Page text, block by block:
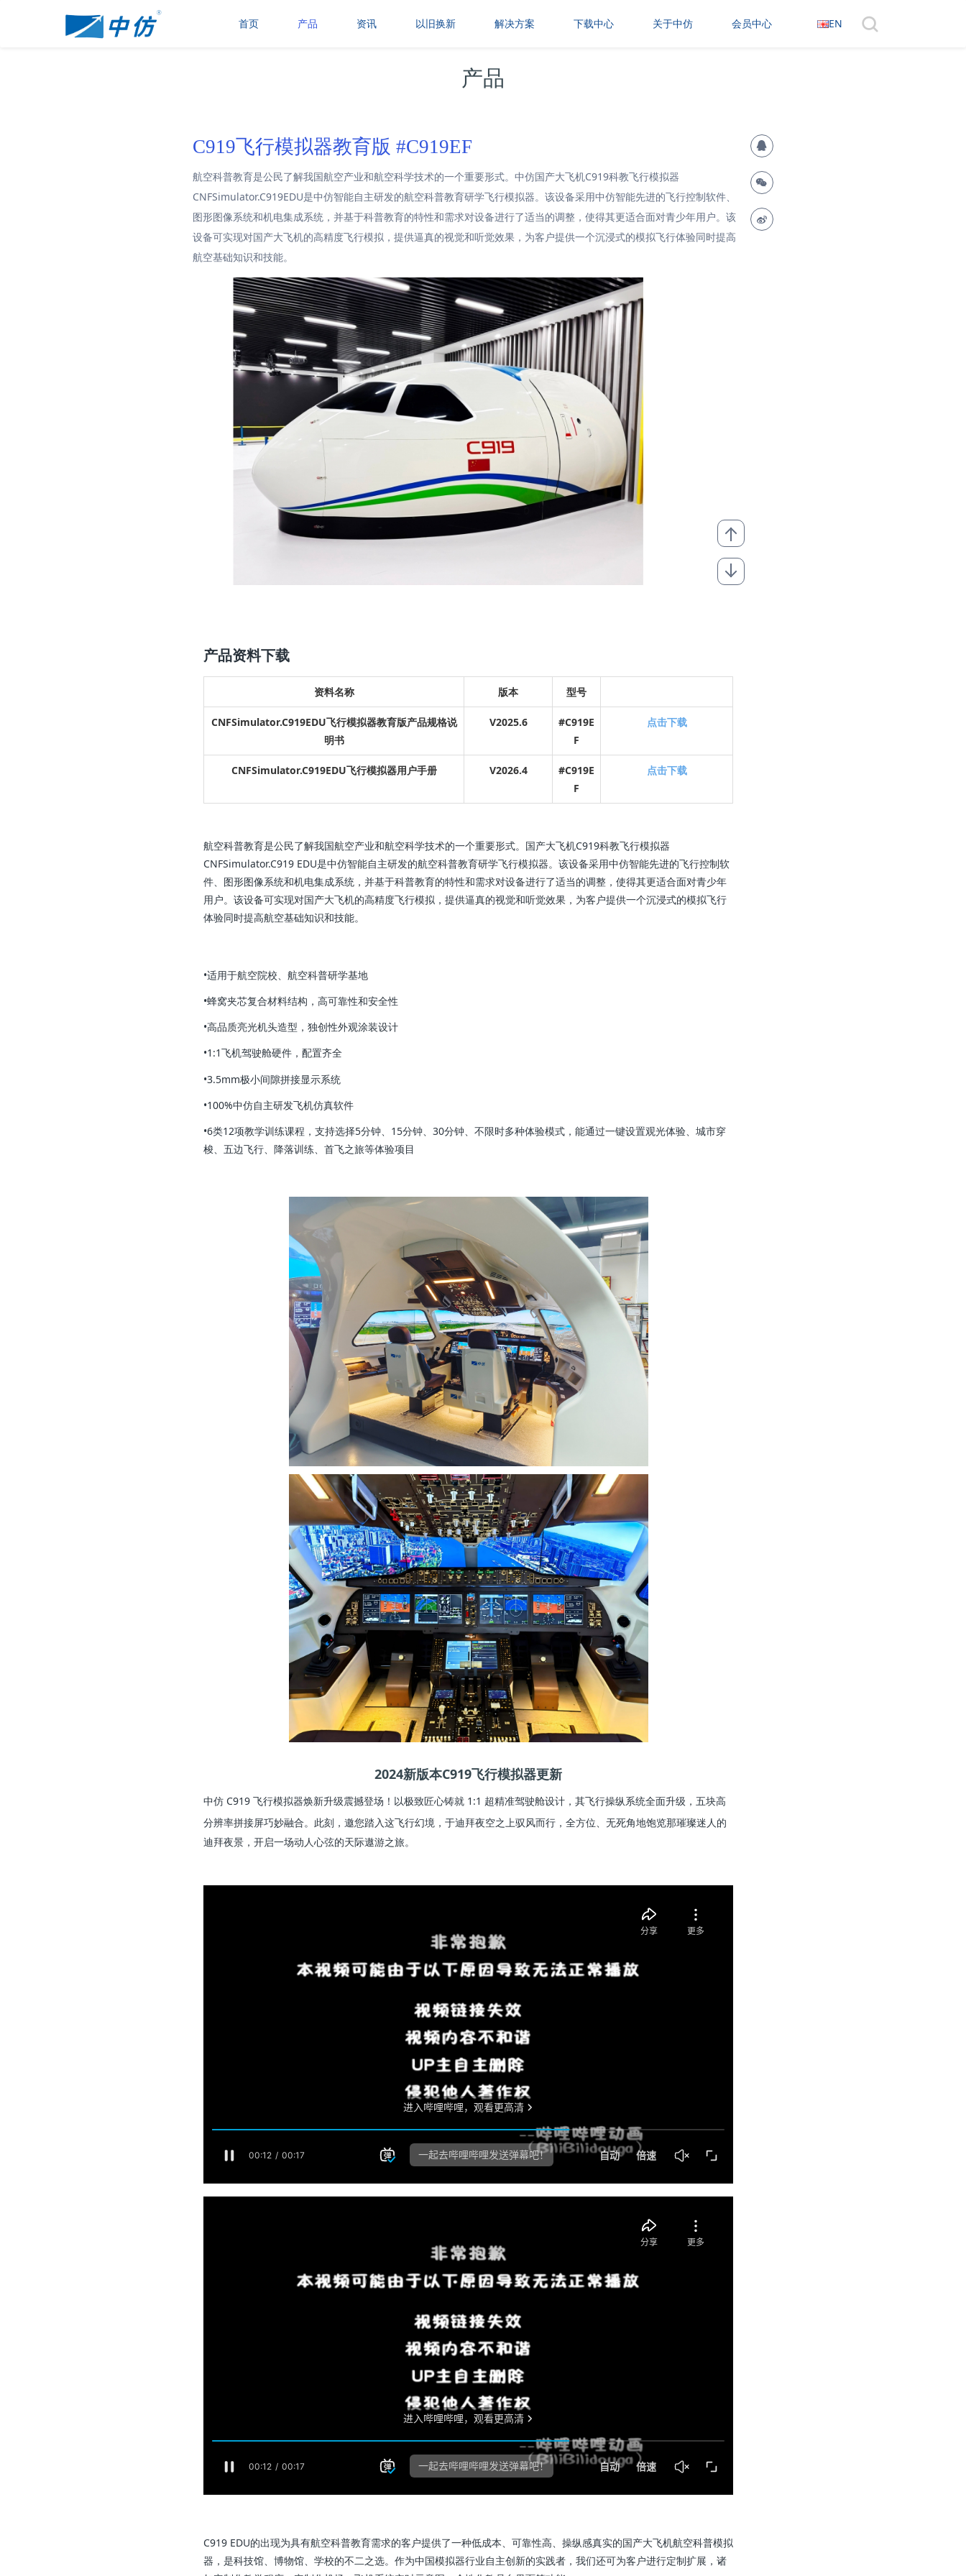
首页 产品 资讯 以旧换新 解决方案 下载中心 关于中仿 会员中心 EN
产品
C919飞行模拟器教育版 #C919EF
航空科普教育是公民了解我国航空产业和航空科学技术的一个重要形式。中仿国产大飞机C919科教飞行模拟器
CNFSimulator.C919EDU是中仿智能自主研发的航空科普教育研学飞行模拟器。该设备采用中仿智能先进的飞行控制软件、
图形图像系统和机电集成系统，并基于科普教育的特性和需求对设备进行了适当的调整，使得其更适合面对青少年用户。该
设备可实现对国产大飞机的高精度飞行模拟，提供逼真的视觉和听觉效果，为客户提供一个沉浸式的模拟飞行体验同时提高
航空基础知识和技能。
产品资料下载
资料名称 版本 型号
CNFSimulator.C919EDU飞行模拟器教育版产品规格说
明书
V2025.6
#C919E
F
点击下载
CNFSimulator.C919EDU飞行模拟器用户手册 V2026.4
#C919E
F
点击下载
航空科普教育是公民了解我国航空产业和航空科学技术的一个重要形式。国产大飞机C919科教飞行模拟器
CNFSimulator.C919 EDU是中仿智能自主研发的航空科普教育研学飞行模拟器。该设备采用中仿智能先进的飞行控制软
件、图形图像系统和机电集成系统，并基于科普教育的特性和需求对设备进行了适当的调整，使得其更适合面对青少年
用户。该设备可实现对国产大飞机的高精度飞行模拟，提供逼真的视觉和听觉效果，为客户提供一个沉浸式的模拟飞行
体验同时提高航空基础知识和技能。
•适用于航空院校、航空科普研学基地
•蜂窝夹芯复合材料结构，高可靠性和安全性
•高品质亮光机头造型，独创性外观涂装设计
•1:1飞机驾驶舱硬件，配置齐全
•3.5mm极小间隙拼接显示系统
•100%中仿自主研发飞机仿真软件
•6类12项教学训练课程，支持选择5分钟、15分钟、30分钟、不限时多种体验模式，能通过一键设置观光体验、城市穿
梭、五边飞行、降落训练、首飞之旅等体验项目
2024新版本C919飞行模拟器更新
中仿 C919 飞行模拟器焕新升级震撼登场！以极致匠心铸就 1:1 超精准驾驶舱设计，其飞行操纵系统全面升级，五块高
分辨率拼接屏巧妙融合。此刻，邀您踏入这飞行幻境，于迪拜夜空之上驭风而行，全方位、无死角地饱览那璀璨迷人的
迪拜夜景，开启一场动人心弦的天际遨游之旅。
C919 EDU的出现为具有航空科普教育需求的客户提供了一种低成本、可靠性高、操纵感真实的国产大飞机航空科普模拟
器，是科技馆、博物馆、学校的不二之选。作为中国模拟器行业自主创新的实践者，我们还可为客户进行定制扩展，诸